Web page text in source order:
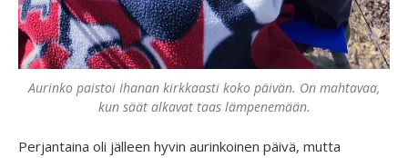
Aurinko paistoi Ihanan kirkkaasti koko päivän. On mahtavaa,
kun säät alkavat taas lämpenemään.
Perjantaina oli jälleen hyvin aurinkoinen päivä, mutta